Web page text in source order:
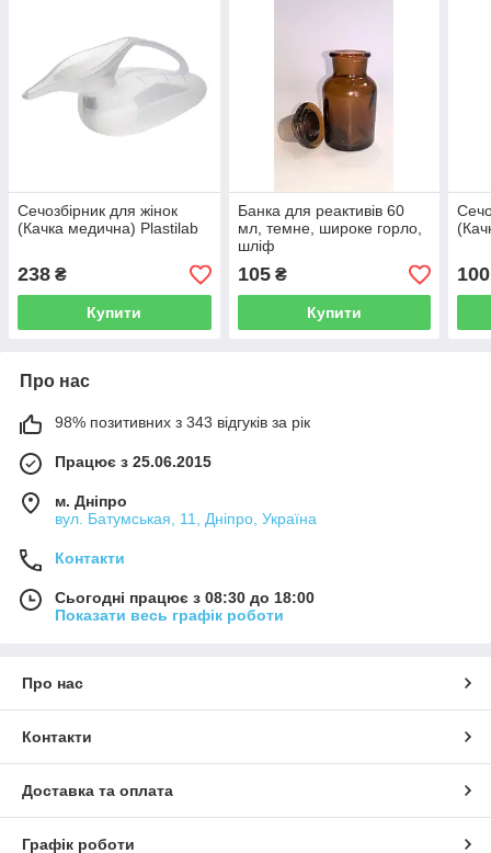
Сечозбірник для жінок
(Качка медична) Plastilab
238 ₴
Купити
Банка для реактивів 60
мл, темне, широке горло,
шліф
105₴
Купити
100
Про нас
98% позитивних з 343 відгуків за рік
Працює з 25.06.2015
м. Дніпро
вул. Батумськая, 11, Дніпро, Україна
Контакти
Сьогодні працює з 08:30 до 18:00
Показати весь графік роботи
Про нас
Контакти
Доставка та оплата
Графік роботи